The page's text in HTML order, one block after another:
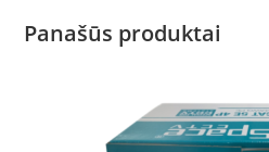
Panašūs produktai